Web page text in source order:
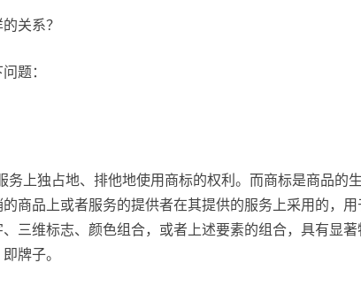
关系？
题：
务上独占地、排他地使用商标的权利。而商标是商品的
商品上或者服务的提供者在其提供的服务上采用的，用
三维标志、颜色组合，或者上述要素的组合，具有显著
牌子。